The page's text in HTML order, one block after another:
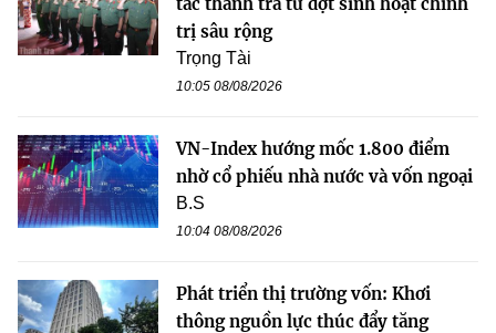
trị sâu rộng
Trọng Tài
10:05 08/08/2026
VN-Index hướng mốc 1.800 điểm
nhờ cổ phiếu nhà nước và vốn ngoại
B.S
10:04 08/08/2026
Phát triển thị trường vốn: Khơi
thông nguồn lực thúc đẩy tăng